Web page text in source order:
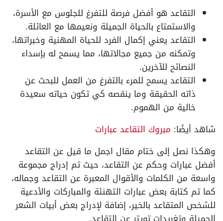
التقاعد هو أفضل فرصة للتفرغ للجلوس مع الأسرة،
والاستمتاع بالحياة الجميلة ونعيمها مع العائلة.
التقاعد يعني إكمال الفرد للحياة المهنية وخبراتها،
وتمكنه من جميع مجالاتها، مما يسمح له بإسداء
النصائح للآخرين.
التقاعد يسمح للمرء بالتفرغ من العمل للبحث عن
ذاته الحقيقة وما ينقصه كي تكون حياته سعيدة
خالية من الهموم.
شاهد أيضًا: مبروك التقاعد عبارات
وهكذا نصل إلى ختام مقال اجمل ما قيل عن التقاعد
أفضل عبارات وحكم عن التقاعد، حيث تم إدراج مجموعة
واسعة من الكلمات والأقوال المعبرة عن التقاعد وجماله،
كما تم كتابة بعض عبارات التهنئة والمباركات والأدعية
للشخص المتقاعد بالخير، إضافة لإدراج بعض أبيات الشعر